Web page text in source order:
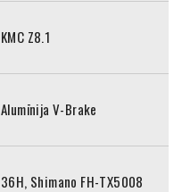
KMC Z8.1
Alumīnija V-Brake
36H, Shimano FH-TX5008